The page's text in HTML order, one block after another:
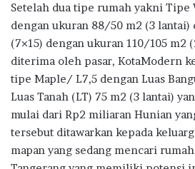
Setelah dua tipe rumah yakni Tipe
dengan ukuran 88/50 m2 (3 lantai)
(7×15) dengan ukuran 110/105 m2
diterima oleh pasar, KotaModern
tipe Maple/ L7,5 dengan Luas
Luas Tanah (LT) 75 m2 (3 lantai)
mulai dari Rp2 miliaran Hunian
tersebut ditawarkan kepada
mapan yang sedang mencari